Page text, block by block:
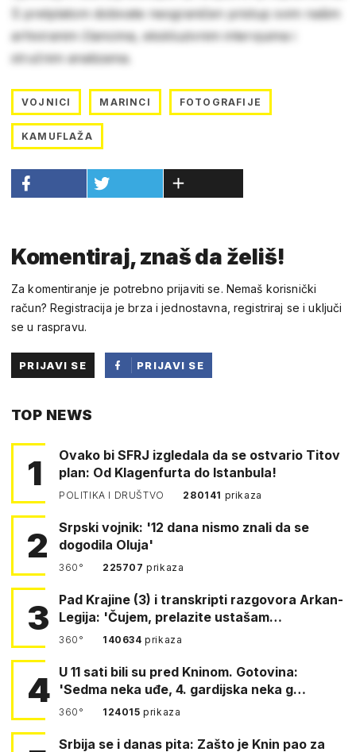
S pretplatom dobivate neograničen pristup svim našim
arhiviranim člancima, ekskluzivnim intervjuima i
stručnim analizama.
VOJNICI MARINCI FOTOGRAFIJE
KAMUFLAŽA
Komentiraj, znaš da želiš!
Za komentiranje je potrebno prijaviti se. Nemaš korisnički
račun? Registracija je brza i jednostavna, registriraj se i uključi
se u raspravu.
PRIJAVI SE
PRIJAVI SE
TOP NEWS
1
Ovako bi SFRJ izgledala da se ostvario Titov
plan: Od Klagenfurta do Istanbula!
POLITIKA I DRUŠTVO 280141 prikaza
2
Srpski vojnik: '12 dana nismo znali da se
dogodila Oluja'
360° 225707prikaza
3
Pad Krajine (3) i transkripti razgovora Arkan-
Legija: 'Čujem, prelazite ustašam…
360° 140634prikaza
4 U 11 sati bili su pred Kninom. Gotovina:
'Sedma neka uđe, 4. gardijska neka g…
360° 124015prikaza
Srbija se i danas pita: Zašto je Knin pao za